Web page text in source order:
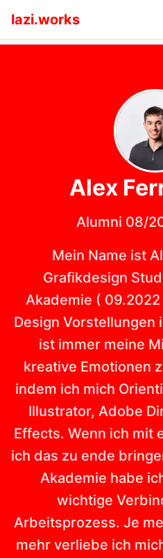
lazi.works
Alex
Alumni 08/
Mein Name ist
Grafikdesign
Akademie (
Design Vorstellungen
ist immer meine
kreative Emotionen
indem ich mich
Illustrator, Adobe
Effects. Wenn ich mit
ich das zu ende
Akademie habe
wichtige
Arbeitsprozess. Je
mehr verliebe ich